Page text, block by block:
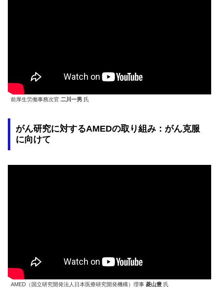
前厚生労働事務次官 二川一男 氏
がん研究に対するAMEDの取り組み：がん克服
に向けて
AMED（国立研究開発法人日本医療研究開発機構）理事 菱山豊 氏